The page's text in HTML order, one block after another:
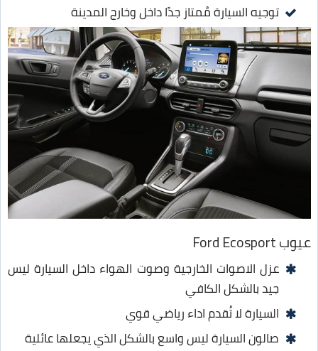
توجيه السيارة مُمتاز جدًا داخل وخارج المدينة
عيوب Ford Ecosport
عزل الاصوات الخارجية وصوت الهواء داخل السيارة ليس
جيد بالشكل الكافي
السيارة لا تُقدم اداء رياضي قوي
صالون السيارة ليس واسع بالشكل الذي يجعلها عائلية